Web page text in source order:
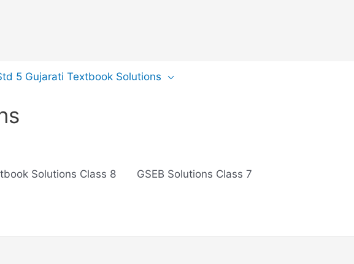
5 Gujarati Textbook Solutions
Solutions Class 8 GSEB Solutions Class 7